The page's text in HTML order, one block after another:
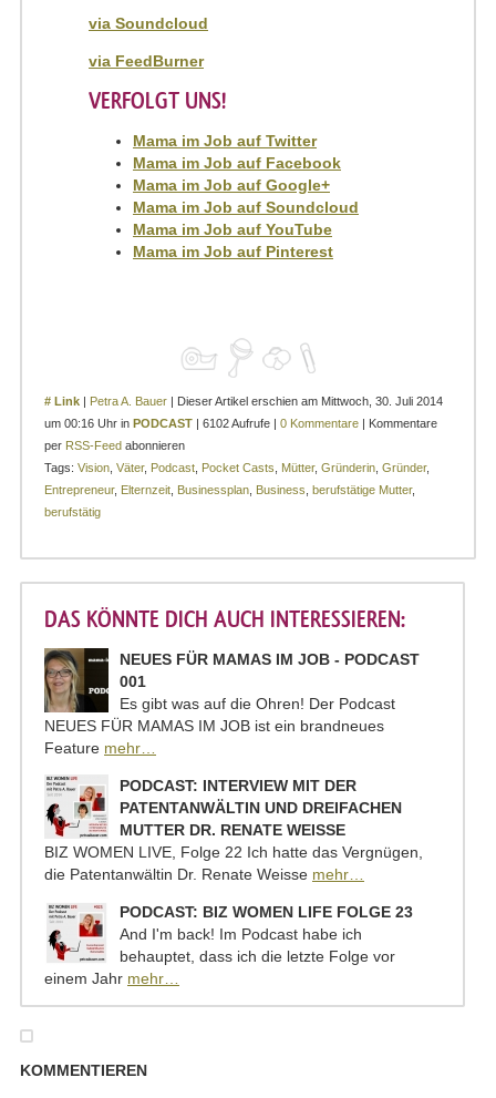
via Soundcloud
via FeedBurner
VERFOLGT UNS!
Mama im Job auf Twitter
Mama im Job auf Facebook
Mama im Job auf Google+
Mama im Job auf Soundcloud
Mama im Job auf YouTube
Mama im Job auf Pinterest
# Link | Petra A. Bauer | Dieser Artikel erschien am Mittwoch, 30. Juli 2014
um 00:16 Uhr in PODCAST | 6102 Aufrufe | 0 Kommentare | Kommentare
per RSS-Feed abonnieren
Tags: Vision Väter, Podcast Pocket Casts Mütter, Gründerin Gründer,
Entrepreneur, Elternzeit Businessplan Business berufstätige Mutter,
berufstätig
DAS KÖNNTE DICH AUCH INTERESSIEREN:
NEUES FÜR MAMAS IM JOB - PODCAST
001
Es gibt was auf die Ohren! Der Podcast
NEUES FÜR MAMAS IM JOB ist ein brandneues
Feature mehr…
PODCAST: INTERVIEW MIT DER
PATENTANWÄLTIN UND DREIFACHEN
MUTTER DR. RENATE WEISSE
BIZ WOMEN LIVE, Folge 22 Ich hatte das Vergnügen,
die Patentanwältin Dr. Renate Weisse mehr…
PODCAST: BIZ WOMEN LIFE FOLGE 23
And I'm back! Im Podcast habe ich
behauptet, dass ich die letzte Folge vor
einem Jahr mehr…
KOMMENTIEREN